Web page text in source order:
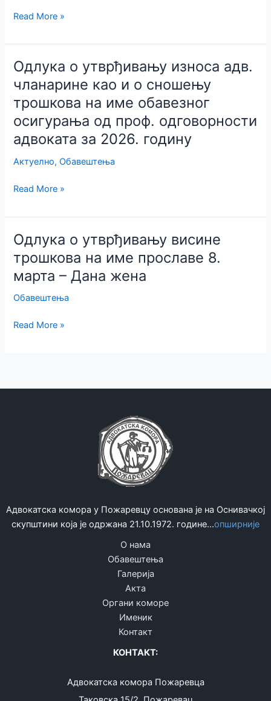
функција
мандатни
период
2026-
2030
године
Одлука
почетку
изборног
поступка
за
избор
представника
Скупштини
АК
чланова
и
носиоце
функција
АК
Пожаревца
за
период
Read More »
Одлука о утврђивању износа адв.
чланарине као и о сношењу
трошкова на име обавезног
осигурања од проф. одговорности
адвоката за 2026. годину
Актуелно,Обавештења
Одлука
утврђивању
износа
адв.
чланарине
као
о
сношењу
осигурања
Read More »
Одлука о утврђивању висине
трошкова на име прославе 8.
марта – Дана жена
Обавештења
Одлука
Read More »
Адвокатска комора у Пожаревцу основана је на Оснивачкој
скупштини која је одржана 21.10.1972. године...опширније
О нама
Обавештења
Галерија
Акта
Органи коморе
Именик
Контакт
КОНТАКТ:
Адвокатска комора Пожаревца